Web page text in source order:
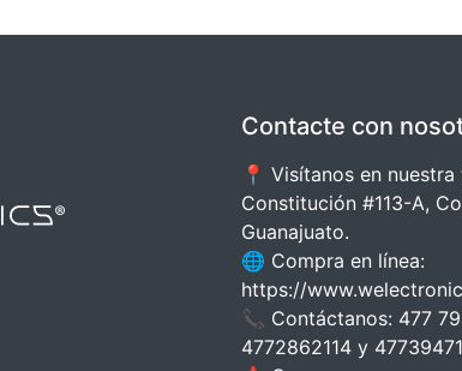
Contacte con
📍 Visítanos en
Constitución #113-A,
Guanajuato.
🌐 Compra en línea:
https://
📞 Contáctanos: 477
4772862114 y